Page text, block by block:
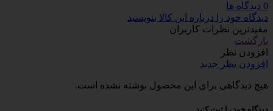
0 دیدگاه ها
دیدگاه خود را درباره این کالا بنویسید
مفیدترین نظرات کاربران
بازگشت
افزودن نظر
افزودن نظر جدید
هیچ دیدگاهی برای این محصول نوشته نشده است.